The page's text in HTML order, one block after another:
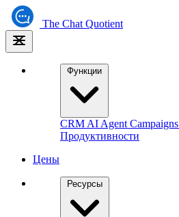
The Chat Quotient
Функции
CRM AI Agent Campaigns
Продуктивности
Цены
Ресурсы